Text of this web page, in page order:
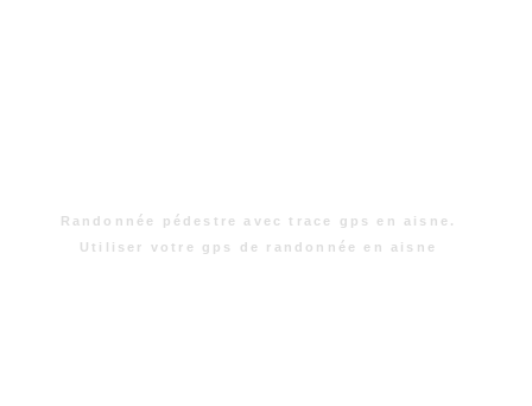
Randonnée pédestre avec trace gps en aisne.
Utiliser votre gps de randonnée en aisne